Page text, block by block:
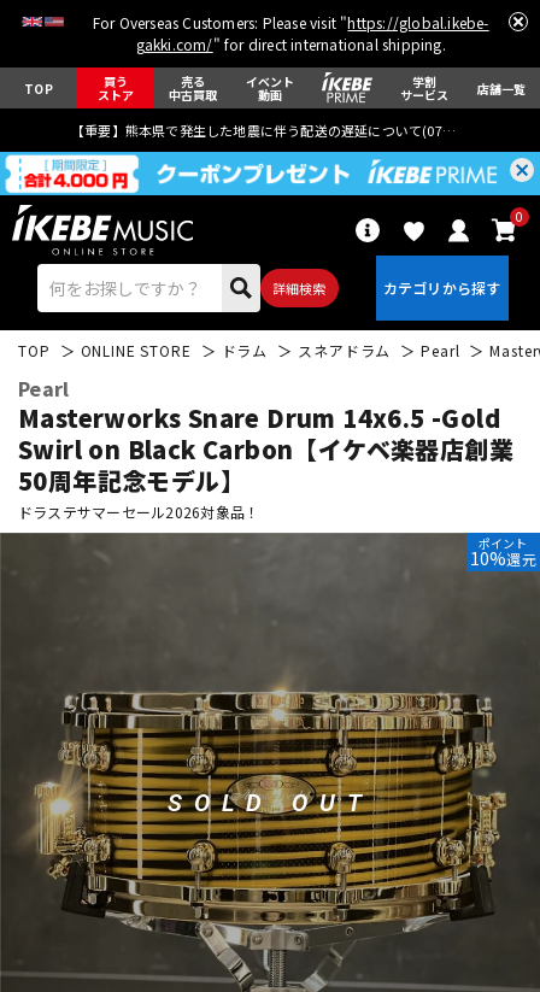
For Overseas Customers: Please visit "https://global.ikebe-
gakki.com/" for direct international shipping.
TOP 買う
ストア
売る
中古買取
イベント
動画
学割
サービス 店舗一覧
【重要】熊本県で発生した地震に伴う配送の遅延について(07月29日
詳細検索
0
エレキギター
キーボード 電子ピアノ
管楽器 その他楽器
アンプ エフェクター
TOP ONLINE STORE ドラム スネアドラム Pearl
Pearl
Masterworks Snare Drum 14x6.5 -Gold
Swirl on Black Carbon【イケベ楽器店創業
50周年記念モデル】
ドラステサマーセール2026対象品！
SOLD OUT
ポイント
10%還元